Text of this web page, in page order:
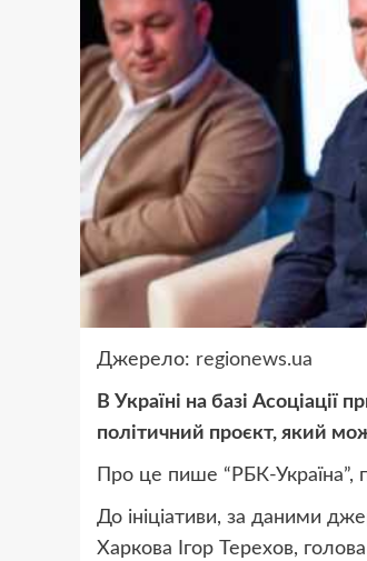
Джерело: regionews.ua
В Україні на базі
політичний проєкт, який
Про це пише “РБК-Україна”,
До ініціативи, за даними
Харкова Ігор Терехов,